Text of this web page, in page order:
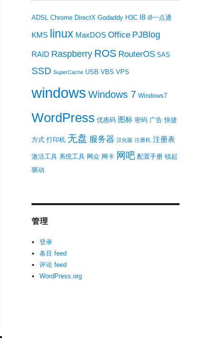
ADSL Chrome DirectX Godaddy H3C I8 i8一点通
KMS linux MaxDOS Office PJBlog
RAID Raspberry ROS RouterOS SAS
SSD SuperCache USB VBS VPS
windows Windows 7 Windows7
WordPress 优惠码 图标 密码 广告 快捷
方式 打印机 无盘 服务器 汉化版 注册机 注册表
激活工具 系统工具 网众 网卡 网吧 配置手册 锐起
驱动
管理
登录
条目 feed
评论 feed
WordPress.org